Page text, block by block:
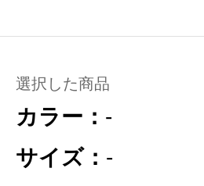
選択した商品
カラー： -
サイズ： -